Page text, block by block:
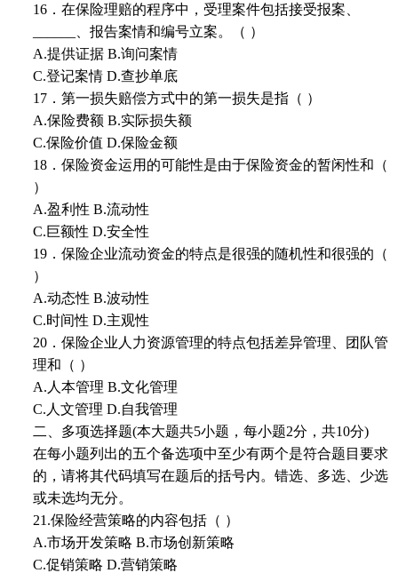
16．在保险理赔的程序中，受理案件包括接受报案、
______、报告案情和编号立案。（ ）
A.提供证据 B.询问案情
C.登记案情 D.查抄单底
17．第一损失赔偿方式中的第一损失是指（ ）
A.保险费额 B.实际损失额
C.保险价值 D.保险金额
18．保险资金运用的可能性是由于保险资金的暂闲性和（
）
A.盈利性 B.流动性
C.巨额性 D.安全性
19．保险企业流动资金的特点是很强的随机性和很强的（
）
A.动态性 B.波动性
C.时间性 D.主观性
20．保险企业人力资源管理的特点包括差异管理、团队管
理和（ ）
A.人本管理 B.文化管理
C.人文管理 D.自我管理
二、多项选择题(本大题共5小题，每小题2分，共10分)
在每小题列出的五个备选项中至少有两个是符合题目要求
的，请将其代码填写在题后的括号内。错选、多选、少选
或未选均无分。
21.保险经营策略的内容包括（ ）
A.市场开发策略 B.市场创新策略
C.促销策略 D.营销策略